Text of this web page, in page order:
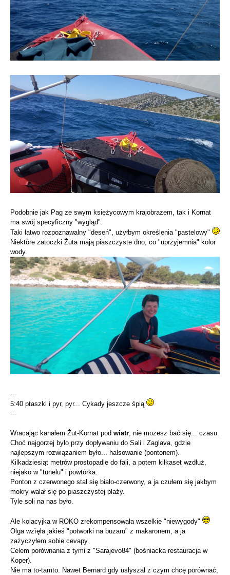
Podobnie jak Pag ze swym księżycowym krajobrazem, tak i Kornat
ma swój specyficzny "wygląd".
Taki łatwo rozpoznawalny "deseń", użyłbym określenia "pastelowy"
Niektóre zatoczki Žuta mają piaszczyste dno, co "uprzyjemnia" kolor
wody.
---
5:40 ptaszki i pyr, pyr... Cykady jeszcze śpią
---
Wracając kanałem Žut-Kornat pod wiatr, nie możesz bać się... czasu.
Choć najgorzej było przy dopływaniu do Sali i Zaglava, gdzie
najlepszym rozwiązaniem było... halsowanie (pontonem).
Kilkadziesiąt metrów prostopadle do fali, a potem kilkaset wzdłuż,
niejako w "tunelu" i powtórka.
Ponton z czerwonego stał się biało-czerwony, a ja czułem się jakbym
mokry walał się po piaszczystej plaży.
Tyle soli na nas było.
Ale kolacyjka w ROKO zrekompensowała wszelkie "niewygody"
Olga wzìęła jakieś "potworki na buzaru" z makaronem, a ja
zażyczyłem sobie cevapy.
Celem porównania z tymi z "Sarajevo84" (bośniacka restauracja w
Koper).
Nie ma to-tamto. Nawet Bernard gdy usłyszał z czym chcę porównać,